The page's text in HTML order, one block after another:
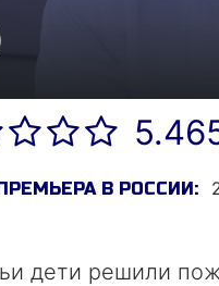
В РОССИИ:
дети решили